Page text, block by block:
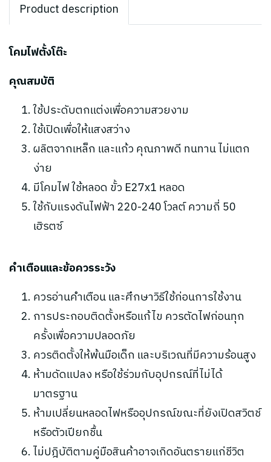
Product description
โคมไฟตั้งโต๊ะ
คุณสมบัติ
ใช้ประดับตกแต่งเพื่อความสวยงาม
ใช้เปิดเพื่อให้แสงสว่าง
ผลิตจากเหล็ก และแก้ว คุณภาพดี ทนทาน ไม่แตก
ง่าย
มีโคมไฟ ใช้หลอด ขั้ว E27x1 หลอด
ใช้กับแรงดันไฟฟ้า 220-240 โวลต์ ความถี่ 50
เฮิรตซ์
คำเตือนและข้อควรระวัง
ควรอ่านคำเตือน และศึกษาวิธีใช้ก่อนการใช้งาน
การประกอบติดตั้งหรือแก้ไข ควรตัดไฟก่อนทุก
ครั้งเพื่อความปลอดภัย
ควรติดตั้งให้พ้นมือเด็ก และบริเวณที่มีความร้อนสูง
ห้ามดัดแปลง หรือใช้ร่วมกับอุปกรณ์ที่ไม่ได้
มาตรฐาน
ห้ามเปลี่ยนหลอดไฟหรืออุปกรณ์ขณะที่ยังเปิดสวิตช์
หรือตัวเปียกชื้น
ไม่ปฎิบัติตามคู่มือสินค้าอาจเกิดอันตรายแก่ชีวิต